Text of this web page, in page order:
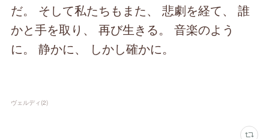
だ。 そして私たちもまた、 悲劇を経て、 誰
かと手を取り、 再び生きる。 音楽のよう
に。 静かに、 しかし確かに。
ヴェルディ (2)